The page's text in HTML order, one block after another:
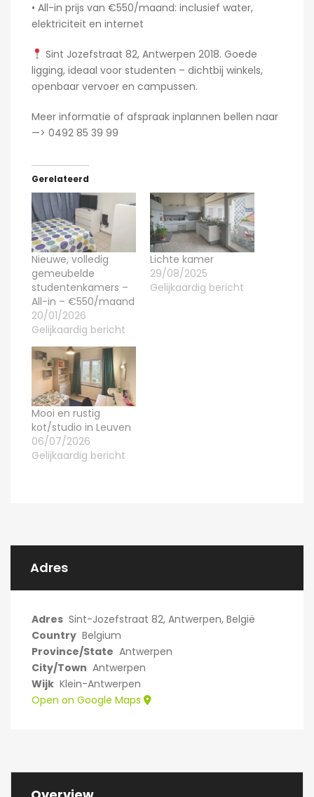
• All-in prijs van €550/maand: inclusief water,
elektriciteit en internet
Sint Jozefstraat 82, Antwerpen 2018. Goede
ligging, ideaal voor studenten – dichtbij winkels,
openbaar vervoer en campussen.
Meer informatie of afspraak inplannen bellen naar
—> 0492 85 39 99
Gerelateerd
Nieuwe, volledig
gemeubelde
studentenkamers –
All-in – €550/maand
20/01/2026
Gelijkaardig bericht
Lichte kamer
29/08/2025
Gelijkaardig bericht
Mooi en rustig
kot/studio in Leuven
06/07/2026
Gelijkaardig bericht
Adres
Adres Sint-Jozefstraat 82, Antwerpen, België
Country Belgium
Province/State Antwerpen
City/Town Antwerpen
Wijk Klein-Antwerpen
Open on Google Maps